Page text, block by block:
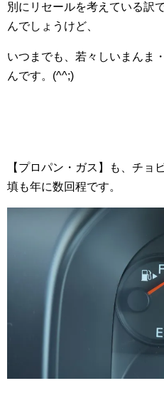
別にリセールを考えている訳
んでしょうけど、
いつまでも、若々しいまんま
んです。(^^;)
【プロパン・ガス】も、チョ
填も年に数回程です。